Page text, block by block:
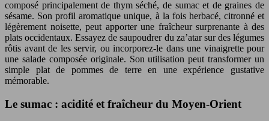
composé principalement de thym séché, de sumac et de graines de
sésame. Son profil aromatique unique, à la fois herbacé, citronné et
légèrement noisette, peut apporter une fraîcheur surprenante à des
plats occidentaux. Essayez de saupoudrer du za’atar sur des légumes
rôtis avant de les servir, ou incorporez-le dans une vinaigrette pour
une salade composée originale. Son utilisation peut transformer un
simple plat de pommes de terre en une expérience gustative
mémorable.
Le sumac : acidité et fraîcheur du Moyen-Orient